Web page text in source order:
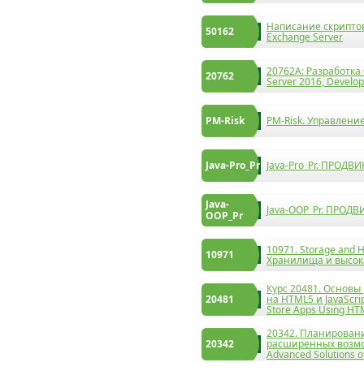
50162 Написание
Exchange Server
20762 20762A:
Server 2016,
PM-Risk PM-Risk.
Java-Pro_Pr Java-Pro_Pr.
Java-
OOP_Pr
Java-OOP_Pr.
10971 10971. Storage and
Хранилища и
20481
Курс 20481.
на HTML5 и
Store Apps Using
20342
20342.
расширенных
Advanced Solutions